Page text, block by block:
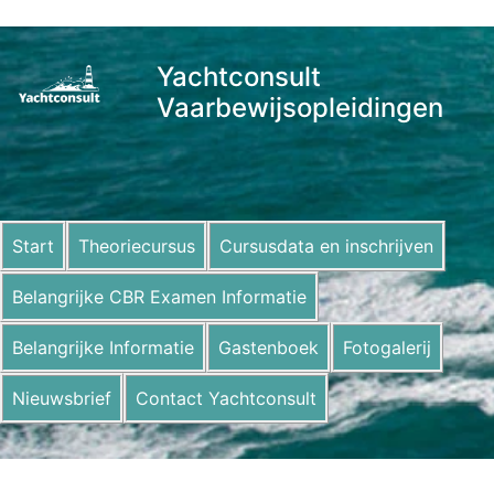
Yachtconsult
Vaarbewijsopleidingen
Start Theoriecursus Cursusdata en inschrijven
Belangrijke CBR Examen Informatie
Belangrijke Informatie Gastenboek Fotogalerij
Nieuwsbrief Contact Yachtconsult